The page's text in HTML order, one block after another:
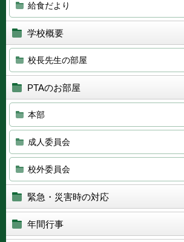
給食だより
学校概要
校長先生の部屋
PTAのお部屋
本部
成人委員会
校外委員会
緊急・災害時の対応
年間行事